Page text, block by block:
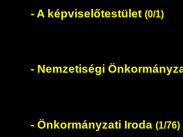
A képviselőtestület (0/1)
Nemzetiségi
Önkormányzati Iroda (1/76)